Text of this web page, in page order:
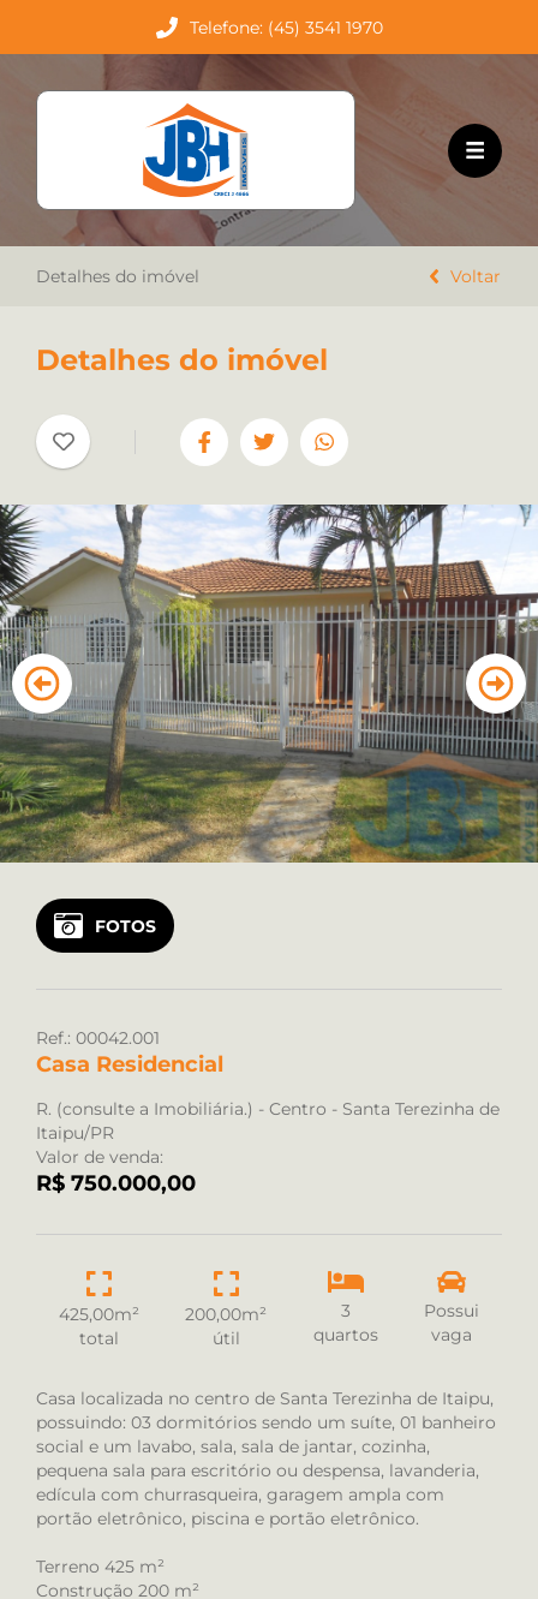
Telefone: (45) 3541 1970
HOME
EMPREENDIMENTOS
VENDA
LOCAÇÃO
Favoritos
Cadastre seu imóvel
Vendas: (45) 99122 2323
Locação: (45) 99922 8925
Detalhes do imóvel Voltar
Detalhes do imóvel
FOTOS
Ref.: 00042.001
Casa Residencial
R. (consulte a Imobiliária.) - Centro - Santa Terezinha de
Itaipu/PR
Valor de venda:
R$ 750.000,00
425,00m²
total
200,00m²
útil
3
quartos
Possui
vaga
Casa localizada no centro de Santa Terezinha de Itaipu,
possuindo: 03 dormitórios sendo um suíte, 01 banheiro
social e um lavabo, sala, sala de jantar, cozinha,
pequena sala para escritório ou despensa, lavanderia,
edícula com churrasqueira, garagem ampla com
portão eletrônico, piscina e portão eletrônico.
Terreno 425 m²
Construção 200 m²